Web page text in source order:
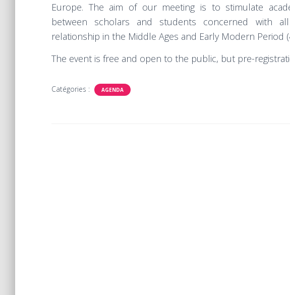
Europe. The aim of our meeting is to stimulate
between scholars and students concerned with
relationship in the Middle Ages and Early Modern Period
The event is free and open to the public, but pre-
Catégories : AGENDA